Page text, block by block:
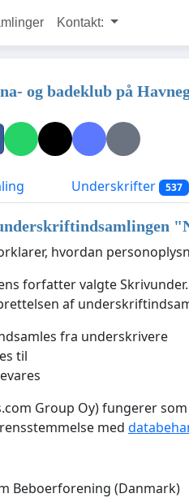
Kontakt:
og badeklub på
Underskrifter 537
"
hvordan
forfatter valgte
af
fra underskrivere
til
Group Oy) fungerer
med
Beboerforening (Danmark)